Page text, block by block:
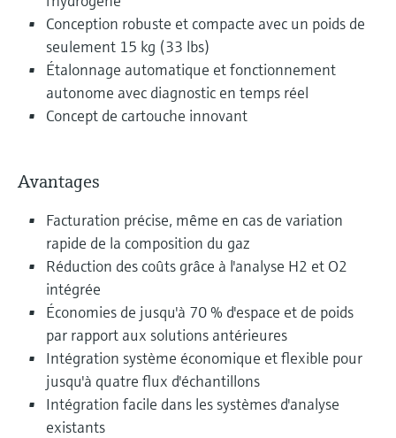
Conception robuste et compacte avec un poids de
seulement 15 kg (33 lbs)
Étalonnage automatique et fonctionnement
autonome avec diagnostic en temps réel
Concept de cartouche innovant
Avantages
Facturation précise, même en cas de variation
rapide de la composition du gaz
Réduction des coûts grâce à l'analyse H2 et O2
intégrée
Économies de jusqu'à 70 % d'espace et de poids
par rapport aux solutions antérieures
Intégration système économique et flexible pour
jusqu'à quatre flux d'échantillons
Intégration facile dans les systèmes d'analyse
existants